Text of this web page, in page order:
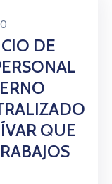
0
DE
QUE